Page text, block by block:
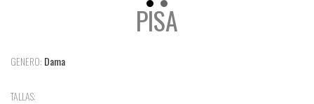
PISA
GENERO: Dama
TALLAS: